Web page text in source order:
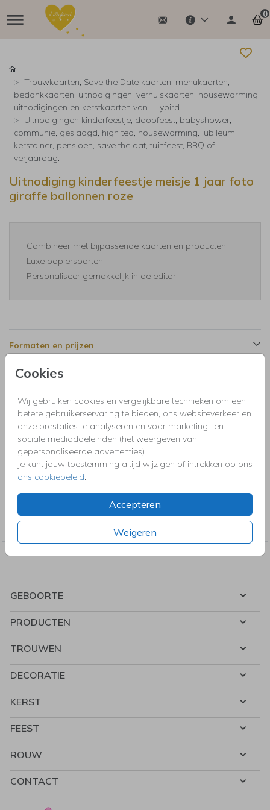
0
Cookies
Wij gebruiken cookies en vergelijkbare technieken om een
betere gebruikerservaring te bieden, ons websiteverkeer en
onze prestaties te analyseren en voor marketing- en
sociale mediadoeleinden (het weergeven van
gepersonaliseerde advertenties).
Je kunt jouw toestemming altijd wijzigen of intrekken op ons
ons cookiebeleid.
Accepteren
Weigeren
Trouwkaarten, Save the Date kaarten, menukaarten,
bedankkaarten, uitnodigingen, verhuiskaarten, housewarming
uitnodigingen en kerstkaarten van Lillybird
Uitnodigingen kinderfeestje, doopfeest, babyshower,
communie, geslaagd, high tea, housewarming, jubileum,
kerstdiner, pensioen, save the dat, tuinfeest, BBQ of
verjaardag.
Uitnodiging kinderfeestje meisje 1 jaar foto
giraffe ballonnen roze
Combineer met bijpassende kaarten en producten
Luxe papiersoorten
Personaliseer gemakkelijk in de editor
Formaten en prijzen
Productinformatie
Omschrijving
Uitnodiging kinderfeestje langwerpig voor een meisje 1 jaar
met eigen foto, dieren giraffe, ballonnen en roze panterprint.
Collectie
Uitnodigingen kinderfeestje, doopfeest, babyshower,
communie, geslaagd, high tea, housewarming, jubileum,
kerstdiner, pensioen, save the dat, tuinfeest, BBQ of verjaardag.
GEBOORTE
PRODUCTEN
TROUWEN
DECORATIE
KERST
FEEST
ROUW
CONTACT